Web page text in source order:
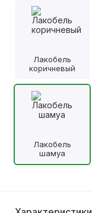
Лакобель
коричневый
Лакобель
шамуа